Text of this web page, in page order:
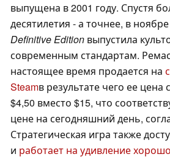
выпущена в 2001 году. Спустя
десятилетия - а точнее, в
Definitive Edition выпустила
современным стандартам.
настоящее время продается на
Steamв результате чего ее цена
$4,50 вместо $15, что
цене на сегодняшний день,
Стратегическая игра также
и работает на удивление хорошо